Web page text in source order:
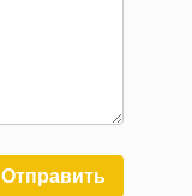
Отправить